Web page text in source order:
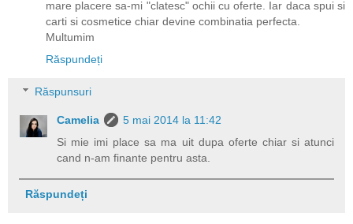
mare placere sa-mi "clatesc" ochii cu oferte. Iar daca spui si
carti si cosmetice chiar devine combinatia perfecta.
Multumim
Răspundeți
Răspunsuri
Camelia
5 mai 2014 la 11:42
Si mie imi place sa ma uit dupa oferte chiar si atunci
cand n-am finante pentru asta.
Răspundeți